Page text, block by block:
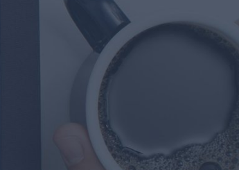
profesionales y mejores
brindado la mejor asesoría
nuestra compañía.